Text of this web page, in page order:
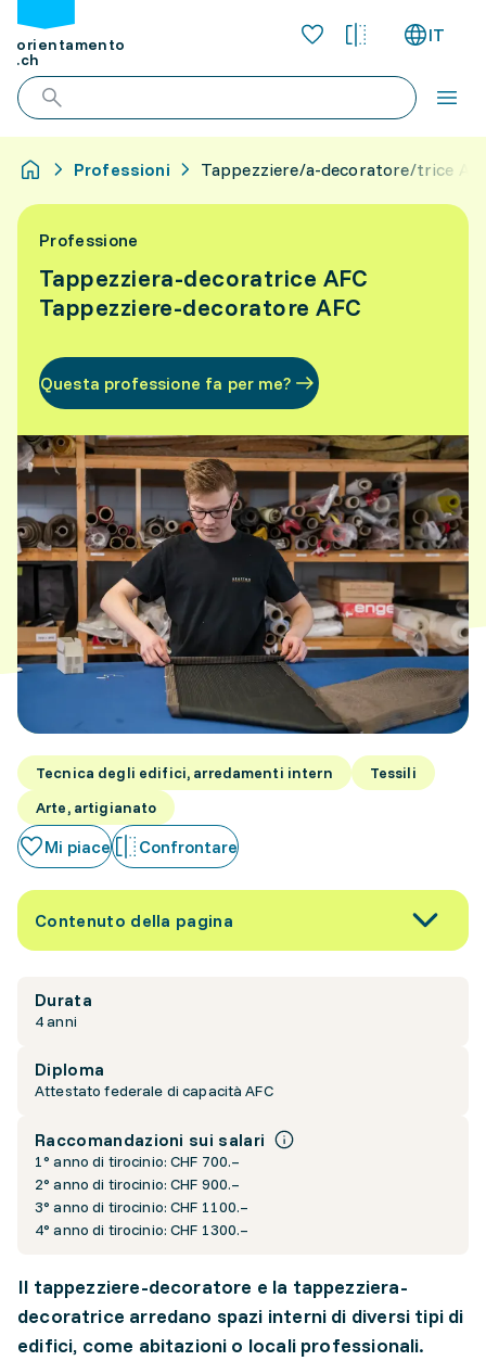
orientamento
.ch
IT
Professioni Tappezziere/a-decoratore/trice
Professione
Tappezziera-decoratrice AFC
Tappezziere-decoratore AFC
Questa professione fa per me?
Tecnica degli edifici, arredamenti intern
Tessili
Arte, artigianato
Mi piace Confrontare
Contenuto della pagina
Durata
4 anni
Diploma
Attestato federale di capacità AFC
Raccomandazioni sui salari
1° anno di tirocinio: CHF 700.–
2° anno di tirocinio: CHF 900.–
3° anno di tirocinio: CHF 1100.–
4° anno di tirocinio: CHF 1300.–
Il tappezziere-decoratore e la tappezziera-
decoratrice arredano spazi interni di diversi tipi di
edifici, come abitazioni o locali professionali.